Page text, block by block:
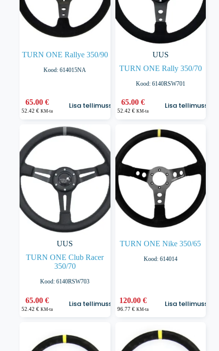
TURN ONE Rallye 350/90
Kood: 614015NA
65.00€
52.42€ KM-ta
Lisa tellimusse
UUS
TURN ONE Rally 350/70
Kood: 6140RSW701
65.00 €
52.42 € KM-ta
Lisa tellimusse
UUS
TURN ONE Club Racer
350/70
Kood: 6140RSW703
65.00€
52.42€ KM-ta
Lisa tellimusse
TURN ONE Nike 350/65
Kood: 614014
120.00 €
96.77 € KM-ta
Lisa tellimusse